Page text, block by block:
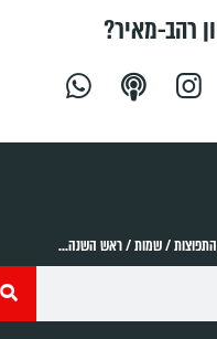
רהב-מאיר?
התפוצות / שמות / ראש השנה...